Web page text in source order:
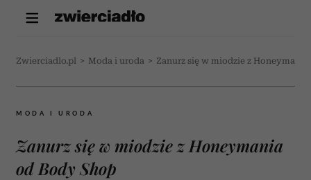
Zwierciadlo.pl > Moda i uroda > Zanurz się w miodzie z Honeymania
MODA I URODA
Zanurz się w miodzie z Honeymania
od Body Shop